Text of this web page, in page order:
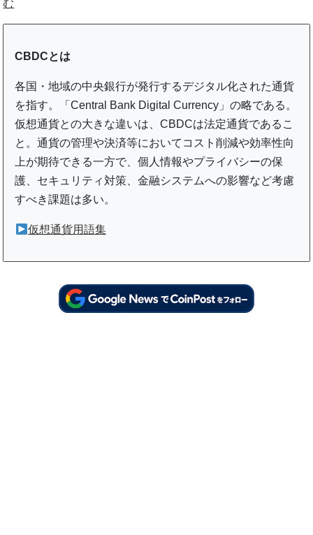
む
CBDCとは
各国・地域の中央銀行が発行するデジタル化された通貨
を指す。「Central Bank Digital Currency」の略である。
仮想通貨との大きな違いは、CBDCは法定通貨であるこ
と。通貨の管理や決済等においてコスト削減や効率性向
上が期待できる一方で、個人情報やプライバシーの保
護、セキュリティ対策、金融システムへの影響など考慮
すべき課題は多い。
仮想通貨用語集